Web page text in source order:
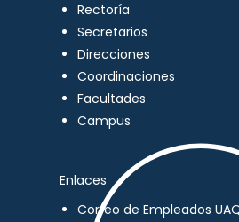
Rectoría
Secretarios
Direcciones
Coordinaciones
Facultades
Campus
Enlaces
Correo de Empleados